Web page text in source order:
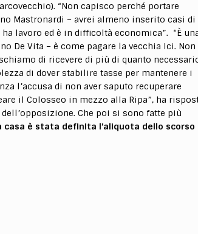
“Non capisco perché portare
Mastronardi – avrei almeno inserito casi di
lavoro ed è in difficoltà economica”. “È
De Vita – è come pagare la vecchia Ici. Non
di ricevere di più di quanto
di dover stabilire tasse per mantenere i
l’accusa di non aver saputo recuperare
il Colosseo in mezzo alla Ripa”, ha
Che poi si sono fatte più
casa è stata definita l’aliquota dello scorso